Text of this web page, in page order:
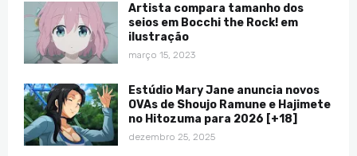
Artista compara tamanho dos
seios em Bocchi the Rock! em
ilustração
março 15, 2023
Estúdio Mary Jane anuncia novos
OVAs de Shoujo Ramune e Hajimete
no Hitozuma para 2026 [+18]
dezembro 25, 2025